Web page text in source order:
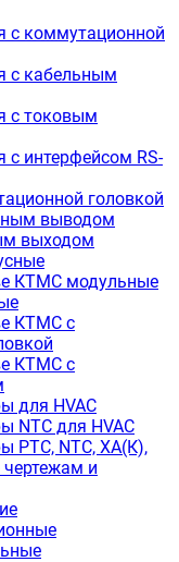
с коммутационной
с кабельным
с токовым
с интерфейсом RS-
головкой
выводом
выходом
КТМС модульные
КТМС с
КТМС с
для HVAC
NTC для HVAC
PTС, NTC, ХА(К),
и